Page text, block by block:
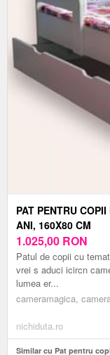
PAT PENTRU
ANI, 160X80 CM
1.025,00 RON
Patul de copii cu
vrei s aduci icircn
lumea er...
cameramagica,
nichiduta.ro
Similar cu Pat pentru